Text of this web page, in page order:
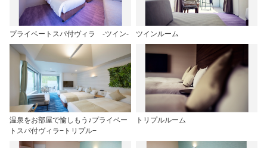
プライベートスパ付ヴィラ -ツイン‐ ツインルーム
温泉をお部屋で愉しもう♪プライベー
トスパ付ヴィラ−トリプル−
トリプルルーム